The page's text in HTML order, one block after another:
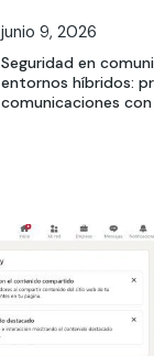
junio 9, 2026
Seguridad en
entornos híbridos:
comunicaciones